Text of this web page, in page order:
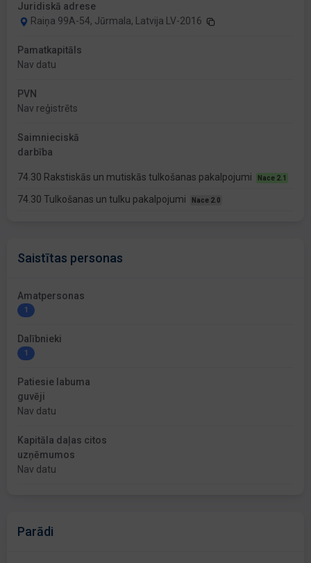
Juridiskā adrese
Raiņa 99A-54, Jūrmala, Latvija LV-2016
Pamatkapitāls
Nav datu
PVN
Nav reģistrēts
Saimnieciskā
darbība
74.30 Rakstiskās un mutiskās tulkošanas pakalpojumi Nace 2.1
74.30 Tulkošanas un tulku pakalpojumi Nace 2.0
Saistītas personas
Amatpersonas
1
Dalībnieki
1
Patiesie labuma
guvēji
Nav datu
Kapitāla daļas citos
uzņēmumos
Nav datu
Parādi